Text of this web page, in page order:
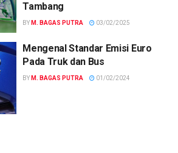
Tambang
BY M. BAGAS PUTRA 03/02/2025
Mengenal Standar Emisi Euro
Pada Truk dan Bus
BY M. BAGAS PUTRA 01/02/2024